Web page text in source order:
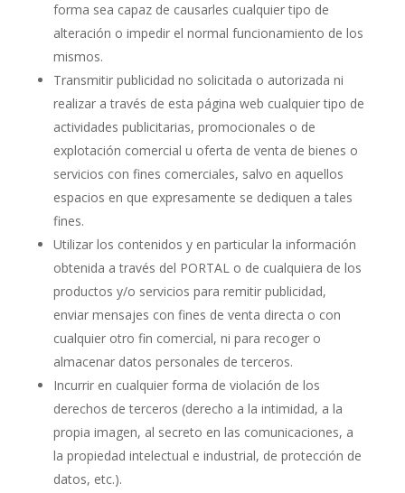
forma sea capaz de causarles cualquier tipo de
alteración o impedir el normal funcionamiento de los
mismos.
Transmitir publicidad no solicitada o autorizada ni
realizar a través de esta página web cualquier tipo de
actividades publicitarias, promocionales o de
explotación comercial u oferta de venta de bienes o
servicios con fines comerciales, salvo en aquellos
espacios en que expresamente se dediquen a tales
fines.
Utilizar los contenidos y en particular la información
obtenida a través del PORTAL o de cualquiera de los
productos y/o servicios para remitir publicidad,
enviar mensajes con fines de venta directa o con
cualquier otro fin comercial, ni para recoger o
almacenar datos personales de terceros.
Incurrir en cualquier forma de violación de los
derechos de terceros (derecho a la intimidad, a la
propia imagen, al secreto en las comunicaciones, a
la propiedad intelectual e industrial, de protección de
datos, etc.).